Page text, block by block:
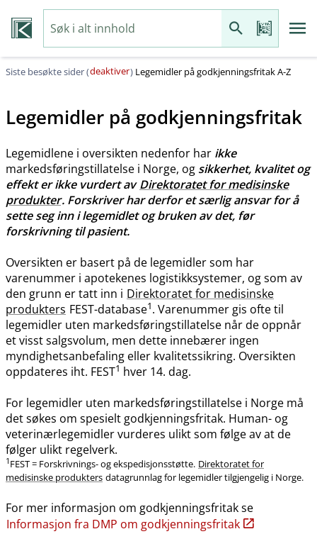
Siste besøkte sider (deaktiver) Legemidler på godkjenningsfritak A-Z
Legemidler på godkjenningsfritak
Legemidlene i oversikten nedenfor har ikke
markedsføringstillatelse i Norge, og sikkerhet, kvalitet og
effekt er ikke vurdert avDirektoratet for medisinske
produkter. Forskriver har derfor et særlig ansvar for å
sette seg inn i legemidlet og bruken av det, før
forskrivning til pasient.
Oversikten er basert på de legemidler som har
varenummer i apotekenes logistikksystemer, og som av
den grunn er tatt inn i Direktoratet for medisinske
produkters FEST-database1. Varenummer gis ofte til
legemidler uten markedsføringstillatelse når de oppnår
et visst salgsvolum, men dette innebærer ingen
myndighetsanbefaling eller kvalitetssikring. Oversikten
oppdateres iht. FEST1 hver 14. dag.
For legemidler uten markedsføringstillatelse i Norge må
det søkes om spesielt godkjenningsfritak. Human- og
veterinærlegemidler vurderes ulikt som følge av at de
følger ulikt regelverk.
1 FEST = Forskrivnings- og ekspedisjonsstøtte. Direktoratet for
medisinske produkters datagrunnlag for legemidler tilgjengelig i Norge.
For mer informasjon om godkjenningsfritak se
Informasjon fra DMP om godkjenningsfritak